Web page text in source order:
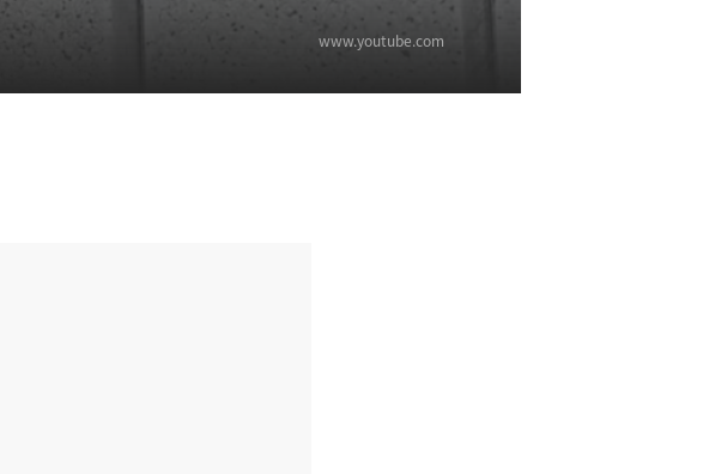
www.youtube.com